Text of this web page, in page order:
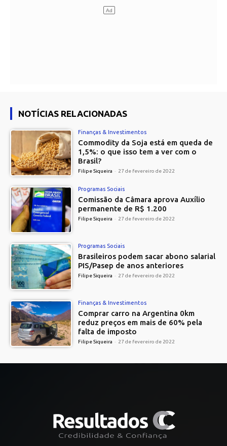
NOTÍCIAS RELACIONADAS
Finanças & Investimentos
Commodity da Soja está em queda de
1,5%: o que isso tem a ver com o
Brasil?
Filipe Siqueira - 27 de fevereiro de 2022
Programas Sociais
Comissão da Câmara aprova Auxílio
permanente de R$ 1.200
Filipe Siqueira - 27 de fevereiro de 2022
Programas Sociais
Brasileiros podem sacar abono salarial
PIS/Pasep de anos anteriores
Filipe Siqueira - 27 de fevereiro de 2022
Finanças & Investimentos
Comprar carro na Argentina 0km
reduz preços em mais de 60% pela
falta de imposto
Filipe Siqueira - 27 de fevereiro de 2022